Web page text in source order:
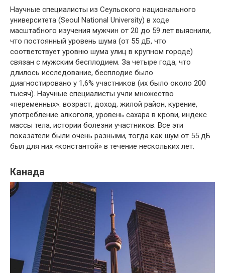
Научные специалисты из Сеульского национального
университета (Seoul National University) в ходе
масштабного изучения мужчин от 20 до 59 лет выяснили,
что постоянный уровень шума (от 55 дБ, что
соответствует уровню шума улиц в крупном городе)
связан с мужским бесплодием. За четыре года, что
длилось исследование, бесплодие было
диагностировано у 1,6% участников (их было около 200
тысяч). Научные специалисты учли множество
«переменных»: возраст, доход, жилой район, курение,
употребление алкоголя, уровень сахара в крови, индекс
массы тела, истории болезни участников. Все эти
показатели были очень разными, тогда как шум от 55 дБ
был для них «константой» в течение нескольких лет.
Канада